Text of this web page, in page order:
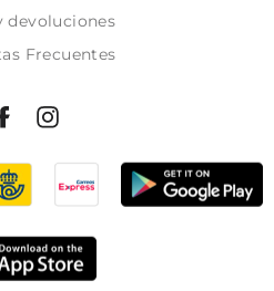
devoluciones
Frecuentes